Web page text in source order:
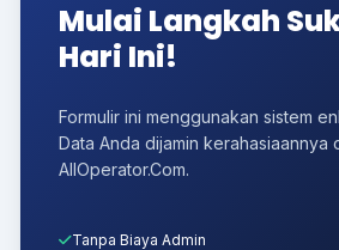
Mulai Langkah
Hari Ini!
Formulir ini menggunakan sistem
Data Anda dijamin kerahasiaannya
AllOperator.Com.
Tanpa Biaya Admin